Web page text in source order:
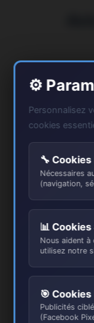
⚙️
Personnalisez
cookies
🔧
Nécessaires
(navigation,
📊
Nous aident à
utilisez notre
🎯
Publicités
(Facebook